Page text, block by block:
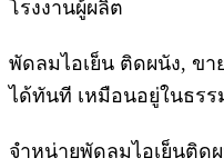
โรงงานผู้ผลิต
พัดลมไอเย็น ติดผนัง, ขา
ได้ทันที เหมือนอยู่ในธรร
จำหน่ายพัดลมไอเย็นติด